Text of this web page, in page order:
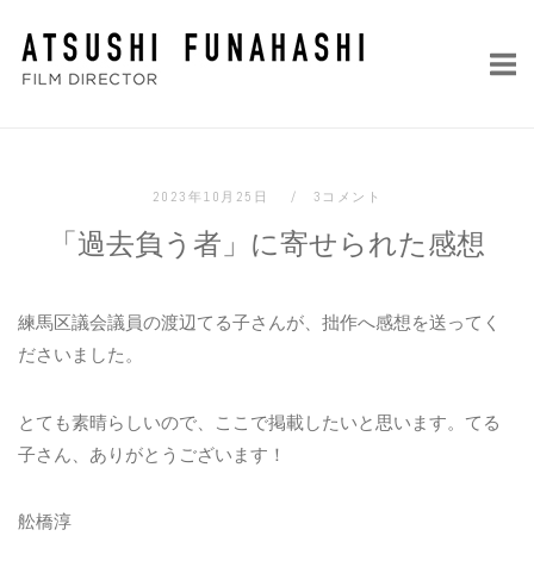
ホ
ー
2023年10月25日 3コメント
「過去負う者」に寄せられた感想
練馬区議会議員の渡辺てる子さんが、拙作へ感想を送ってく
ださいました。
とても素晴らしいので、ここで掲載したいと思います。てる
子さん、ありがとうございます！
舩橋淳